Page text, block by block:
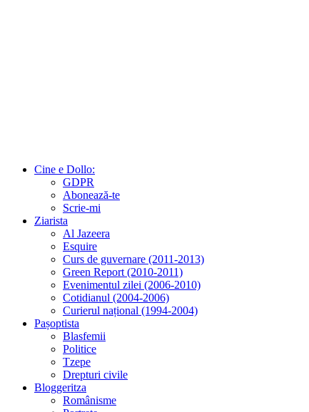
Cine e Dollo:
GDPR
Abonează-te
Scrie-mi
Ziarista
Al Jazeera
Esquire
Curs de guvernare (2011-2013)
Green Report (2010-2011)
Evenimentul zilei (2006-2010)
Cotidianul (2004-2006)
Curierul național (1994-2004)
Pașoptista
Blasfemii
Politice
Tzepe
Drepturi civile
Bloggeritza
Românisme